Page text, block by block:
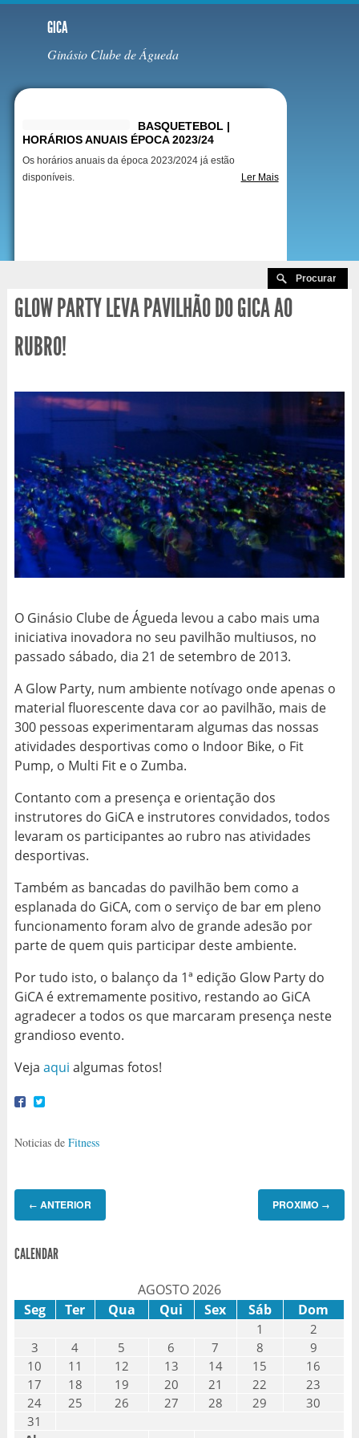
GICA
Ginásio Clube de Águeda
BASQUETEBOL |
HORÁRIOS ANUAIS ÉPOCA 2023/24
Os horários anuais da época 2023/2024 já estão
disponíveis.
Ler Mais
GLOW PARTY LEVA PAVILHÃO DO GICA AO
RUBRO!
O Ginásio Clube de Águeda levou a cabo mais uma
iniciativa inovadora no seu pavilhão multiusos, no
passado sábado, dia 21 de setembro de 2013.
A Glow Party, num ambiente notívago onde apenas o
material fluorescente dava cor ao pavilhão, mais de
300 pessoas experimentaram algumas das nossas
atividades desportivas como o Indoor Bike, o Fit
Pump, o Multi Fit e o Zumba.
Contanto com a presença e orientação dos
instrutores do GiCA e instrutores convidados, todos
levaram os participantes ao rubro nas atividades
desportivas.
Também as bancadas do pavilhão bem como a
esplanada do GiCA, com o serviço de bar em pleno
funcionamento foram alvo de grande adesão por
parte de quem quis participar deste ambiente.
Por tudo isto, o balanço da 1ª edição Glow Party do
GiCA é extremamente positivo, restando ao GiCA
agradecer a todos os que marcaram presença neste
grandioso evento.
Veja aqui algumas fotos!
Noticias de Fitness
← ANTERIOR PROXIMO →
CALENDAR
AGOSTO 2026
Seg
Ter Qua Qui Sex Sáb Dom
1
2
3
4 5 6 7 8
9
10
11 12 13 14 15
16
17
18 19 20 21 22
23
24
25 26 27 28 29
30
31